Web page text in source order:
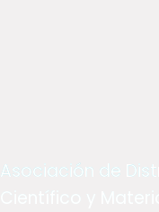
Asociación de